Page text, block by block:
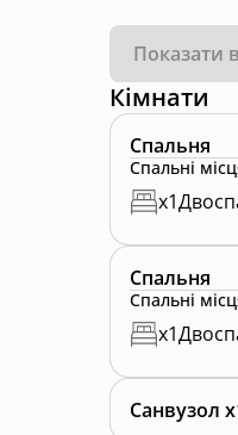
Показати
Кімнати
Спальня
Спальні
x1
Спальня
Спальні
x1
Санвузол